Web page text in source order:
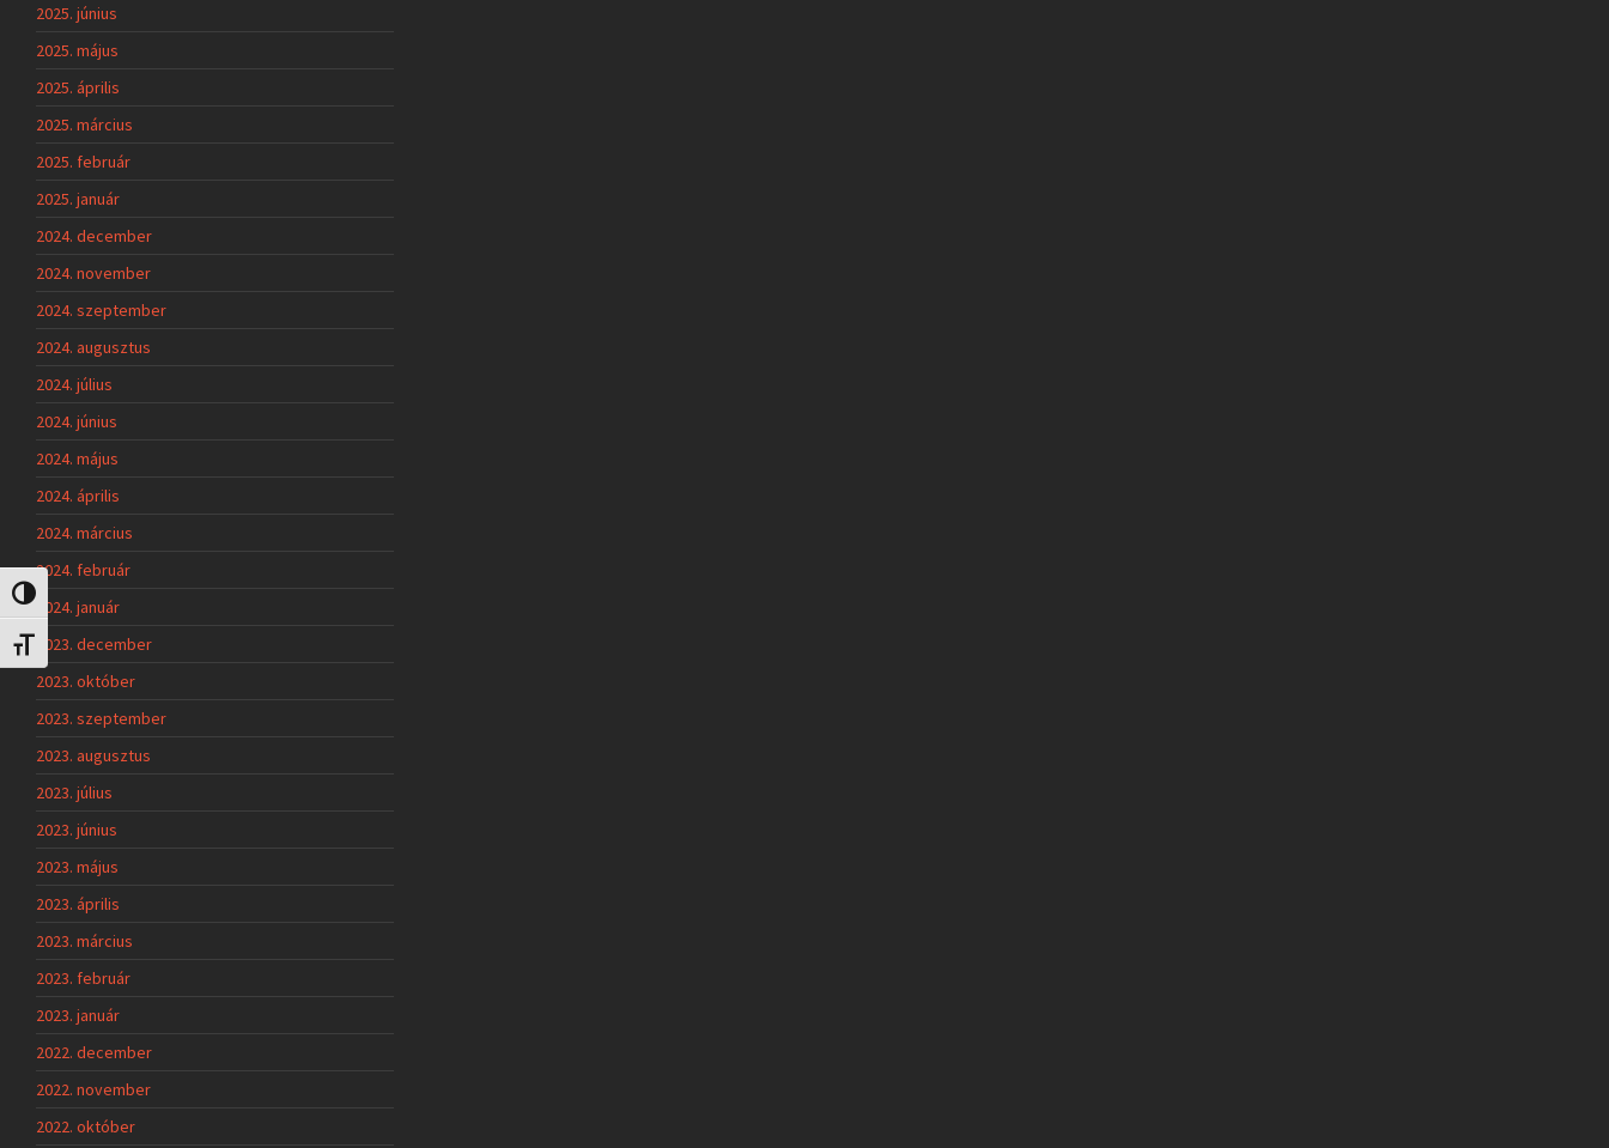
Nagy kontraszt váltása
Betűméret váltása
2025. június
2025. május
2025. április
2025. március
2025. február
2025. január
2024. december
2024. november
2024. szeptember
2024. augusztus
2024. július
2024. június
2024. május
2024. április
2024. március
2024. február
2024. január
2023. december
2023. október
2023. szeptember
2023. augusztus
2023. július
2023. június
2023. május
2023. április
2023. március
2023. február
2023. január
2022. december
2022. november
2022. október